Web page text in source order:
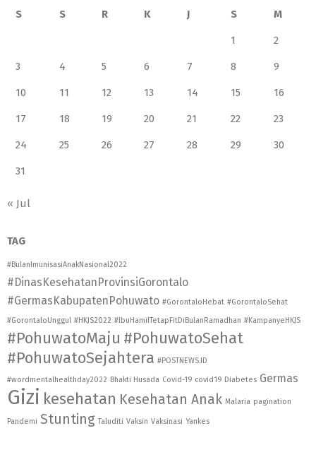
S
S R K J S M
1 2
3 4 5 6 7 8 9
10 11 12 13 14 15 16
17 18 19 20 21 22 23
24 25 26 27 28 29 30
31
« Jul
TAG
#BulanImunisasiAnakNasional2022
#DinasKesehatanProvinsiGorontalo
#GermasKabupatenPohuwato #GorontaloHebat #GorontaloSehat
#GorontaloUnggul #HKJS2022 #IbuHamilTetapFitDiBulanRamadhan #KampanyeHKJS
#PohuwatoMaju #PohuwatoSehat
#PohuwatoSejahtera #POSTNEWS.ID
#wordmentalhealthday2022 Bhakti Husada Covid-19 covid19 Diabetes Germas
Gizi kesehatan Kesehatan Anak Malaria pagination
Pandemi Stunting Taluditi Vaksin Vaksinasi Yankes